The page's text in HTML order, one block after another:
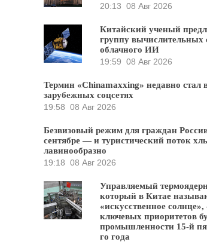
20:13 08 Авг 2026
Китайский ученый
группу вычислительных
облачного ИИ
19:59 08 Авг 2026
Термин «Chinamaxxing» недавно стал
зарубежных соцсетях
19:58 08 Авг 2026
Безвизовый режим для граждан
сентябре — и туристический поток
лавинообразно
19:18 08 Авг 2026
Управляемый
который в Китае
«искусственное
ключевых приоритетов
промышленности 15-й
го года